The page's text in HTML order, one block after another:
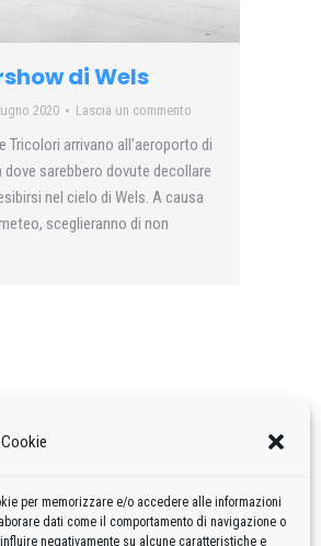
per memorizzare e/o accedere alle informazioni
dati come il comportamento di navigazione o
negativamente su alcune caratteristiche e
di Wels
2020 Lascia un commento
Tricolori arrivano all’aeroporto di
sarebbero dovute decollare
nel cielo di Wels. A causa
sceglieranno di non